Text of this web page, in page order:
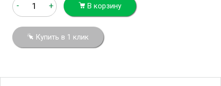
- + В корзину
Купить в 1 клик